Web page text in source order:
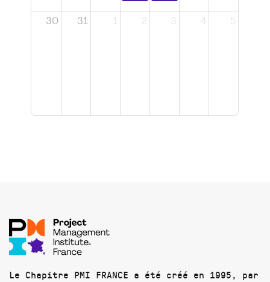
30 31 1 2 3 4 5
Le Chapitre PMI FRANCE a été créé en 1995, par